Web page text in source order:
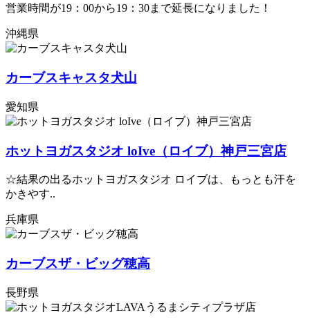
営業時間が19：00から19：30まで延長になりました！
沖縄県
カーブスキャスタ犬山
愛知県
ホットヨガスタジオ loIve（ロイブ）神戸三宮店
☆結果の出るホットヨガスタジオ ロイブは、もっとも汗を
かきやす..
兵庫県
カーブスザ・ビッグ穂高
長野県